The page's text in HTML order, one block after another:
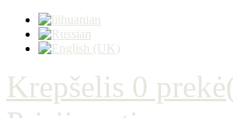
Krepšelis 0